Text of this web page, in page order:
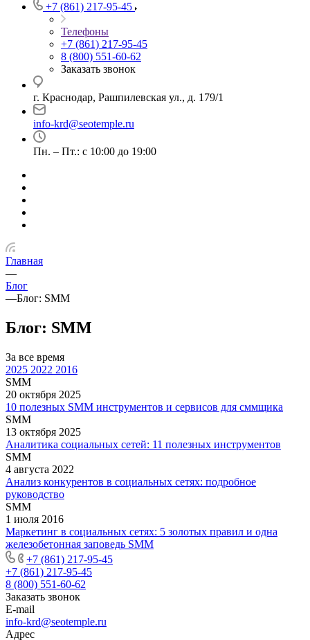
+7 (861) 217-95-45
Телефоны
+7 (861) 217-95-45
8 (800) 551-60-62
Заказать звонок
г. Краснодар, Рашпилевская ул., д. 179/1
info-krd@seotemple.ru
Пн. – Пт.: с 10:00 до 19:00
Главная
—
Блог
—Блог: SMM
Блог: SMM
За все время
2025 2022 2016
SMM
20 октября 2025
10 полезных SMM инструментов и сервисов для сммщика
SMM
13 октября 2025
Аналитика социальных сетей: 11 полезных инструментов
SMM
4 августа 2022
Анализ конкурентов в социальных сетях: подробное
руководство
SMM
1 июля 2016
Маркетинг в социальных сетях: 5 золотых правил и одна
железобетонная заповедь SMM
+7 (861) 217-95-45
+7 (861) 217-95-45
8 (800) 551-60-62
Заказать звонок
E-mail
info-krd@seotemple.ru
Адрес